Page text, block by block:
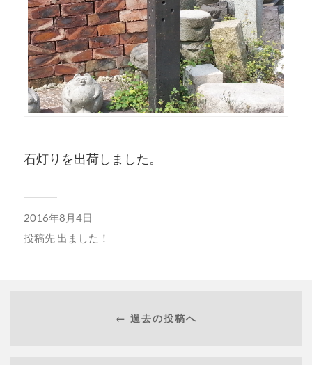
石灯りを出荷しました。
2016年8月4日
投稿先 出ました！
← 過去の投稿へ